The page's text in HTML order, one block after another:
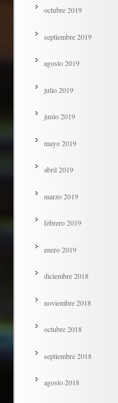
octubre 2019
septiembre 2019
agosto 2019
julio 2019
junio 2019
mayo 2019
abril 2019
marzo 2019
febrero 2019
enero 2019
diciembre 2018
noviembre 2018
octubre 2018
septiembre 2018
agosto 2018